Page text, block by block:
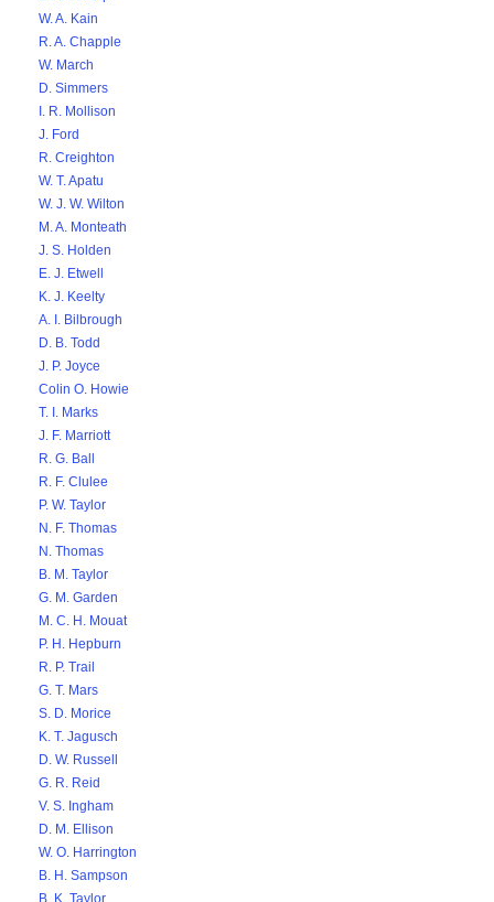
W. A. Kain
R. A. Chapple
W. March
D. Simmers
I. R. Mollison
J. Ford
R. Creighton
W. T. Apatu
W. J. W. Wilton
M. A. Monteath
J. S. Holden
E. J. Etwell
K. J. Keelty
A. I. Bilbrough
D. B. Todd
J. P. Joyce
Colin O. Howie
T. I. Marks
J. F. Marriott
R. G. Ball
R. F. Clulee
P. W. Taylor
N. F. Thomas
N. Thomas
B. M. Taylor
G. M. Garden
M. C. H. Mouat
P. H. Hepburn
R. P. Trail
G. T. Mars
S. D. Morice
K. T. Jagusch
D. W. Russell
G. R. Reid
V. S. Ingham
D. M. Ellison
W. O. Harrington
B. H. Sampson
B. K. Taylor